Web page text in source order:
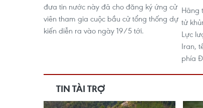
đưa tin nước này đã cho đăng ký ứng cử
viên tham gia cuộc bầu cử tổng thống dự
kiến diễn ra vào ngày 19/5 tới.
Hãng
tử
Lực
Iran,
phía